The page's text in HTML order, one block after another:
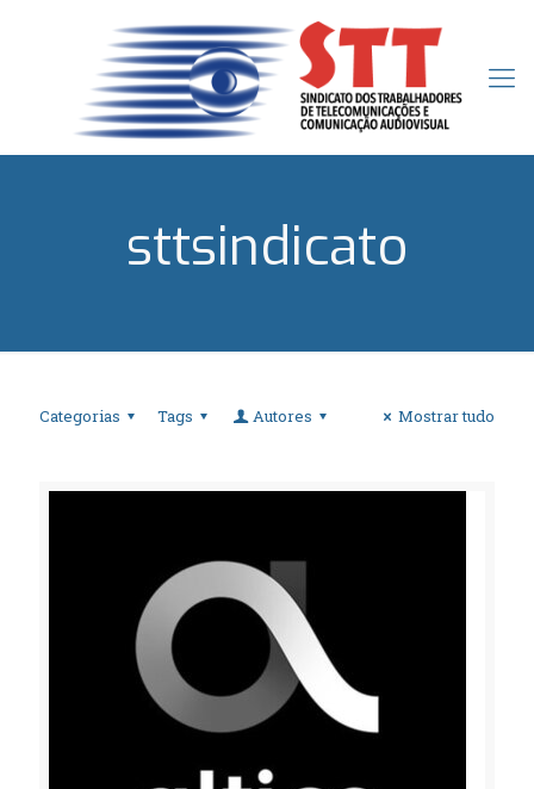
sttsindicato
Categorias Tags Autores Mostrar tudo